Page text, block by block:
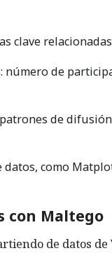
clave
de
de
como
con Maltego
de datos de